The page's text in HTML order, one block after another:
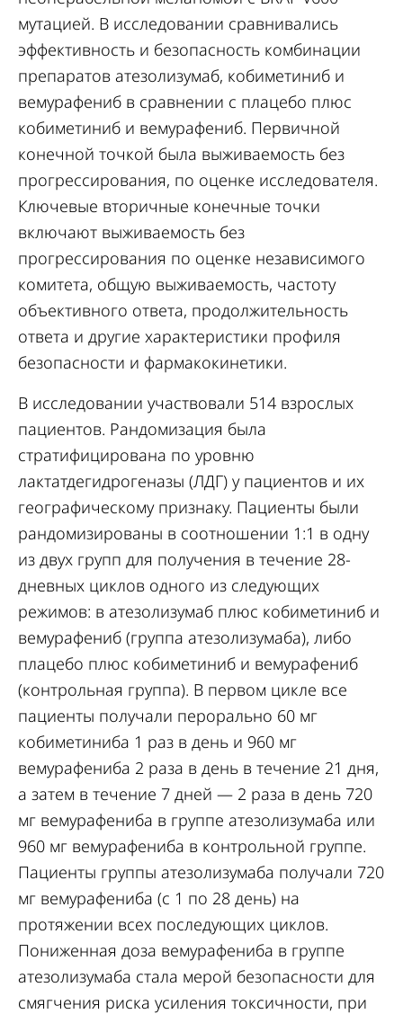
мутацией. В исследовании сравнивались
эффективность и безопасность комбинации
препаратов атезолизумаб, кобиметиниб и
вемурафениб в сравнении с плацебо плюс
кобиметиниб и вемурафениб. Первичной
конечной точкой была выживаемость без
прогрессирования, по оценке исследователя.
Ключевые вторичные конечные точки
включают выживаемость без
прогрессирования по оценке независимого
комитета, общую выживаемость, частоту
объективного ответа, продолжительность
ответа и другие характеристики профиля
безопасности и фармакокинетики.
В исследовании участвовали 514 взрослых
пациентов. Рандомизация была
стратифицирована по уровню
лактатдегидрогеназы (ЛДГ) у пациентов и их
географическому признаку. Пациенты были
рандомизированы в соотношении 1:1 в одну
из двух групп для получения в течение 28-
дневных циклов одного из следующих
режимов: в атезолизумаб плюс кобиметиниб и
вемурафениб (группа атезолизумаба), либо
плацебо плюс кобиметиниб и вемурафениб
(контрольная группа). В первом цикле все
пациенты получали перорально 60 мг
кобиметиниба 1 раз в день и 960 мг
вемурафениба 2 раза в день в течение 21 дня,
а затем в течение 7 дней — 2 раза в день 720
мг вемурафениба в группе атезолизумаба или
960 мг вемурафениба в контрольной группе.
Пациенты группы атезолизумаба получали 720
мг вемурафениба (с 1 по 28 день) на
протяжении всех последующих циклов.
Пониженная доза вемурафениба в группе
атезолизумаба стала мерой безопасности для
смягчения риска усиления токсичности, при